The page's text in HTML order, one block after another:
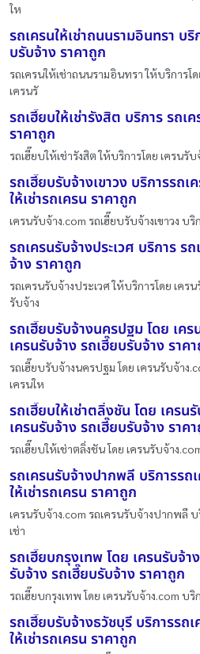
ให
รถเครนให้เช่าถนนรามอินทรา บ
บรับจ้าง ราคาถูก
รถเครนให้เช่าถนนรามอินทรา ให้บริการโ
เครนรั
รถเฮี๊ยบให้เช่ารังสิต บริการ รถเ
ราคาถูก
รถเฮี๊ยบให้เช่ารังสิต ให้บริการโดย เครนรั
รถเฮี๊ยบรับจ้างเขาวง บริการรถเ
ให้เช่ารถเครน ราคาถูก
เครนรับจ้าง.com รถเฮี๊ยบรับจ้างเขาวง บริ
รถเครนรับจ้างประเวศ บริการ ร
จ้าง ราคาถูก
รถเครนรับจ้างประเวศ ให้บริการโดย เคร
รับจ้าง
รถเฮี๊ยบรับจ้างนครปฐม โดย เค
เครนรับจ้าง รถเฮี๊ยบรับจ้าง ราค
รถเฮี๊ยบรับจ้างนครปฐม โดย เครนรับจ้าง
เครนให
รถเฮี๊ยบให้เช่าตลิ่งชัน โดย เครน
เครนรับจ้าง รถเฮี๊ยบรับจ้าง ราค
รถเฮี๊ยบให้เช่าตลิ่งชัน โดย เครนรับจ้าง
รถเครนรับจ้างปากพลี บริการรถ
ให้เช่ารถเครน ราคาถูก
เครนรับจ้าง.com รถเครนรับจ้างปากพลี
เช่า
รถเฮี๊ยบกรุงเทพ โดย เครนรับจ้
รับจ้าง รถเฮี๊ยบรับจ้าง ราคาถูก
รถเฮี๊ยบกรุงเทพ โดย เครนรับจ้าง.com บริ
รถเฮี๊ยบรับจ้างธวัชบุรี บริการรถเ
ให้เช่ารถเครน ราคาถูก